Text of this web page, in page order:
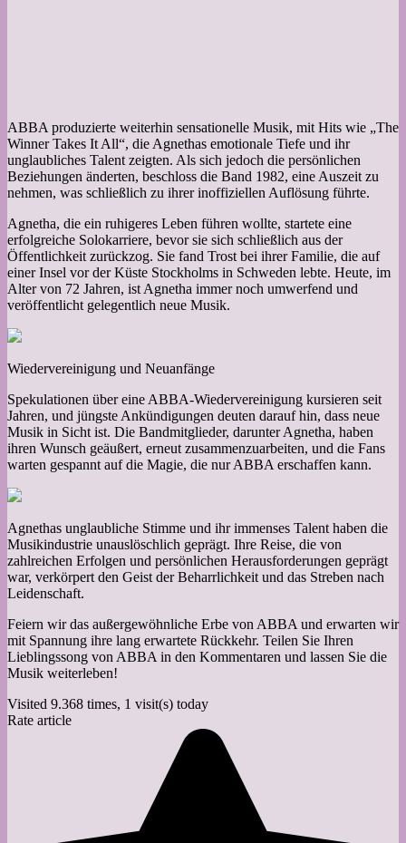
ABBA produzierte weiterhin sensationelle Musik, mit Hits wie „The
Winner Takes It All“, die Agnethas emotionale Tiefe und ihr
unglaubliches Talent zeigten. Als sich jedoch die persönlichen
Beziehungen änderten, beschloss die Band 1982, eine Auszeit zu
nehmen, was schließlich zu ihrer inoffiziellen Auflösung führte.
Agnetha, die ein ruhigeres Leben führen wollte, startete eine
erfolgreiche Solokarriere, bevor sie sich schließlich aus der
Öffentlichkeit zurückzog. Sie fand Trost bei ihrer Familie, die auf
einer Insel vor der Küste Stockholms in Schweden lebte. Heute, im
Alter von 72 Jahren, ist Agnetha immer noch umwerfend und
veröffentlicht gelegentlich neue Musik.
Wiedervereinigung und Neuanfänge
Spekulationen über eine ABBA-Wiedervereinigung kursieren seit
Jahren, und jüngste Ankündigungen deuten darauf hin, dass neue
Musik in Sicht ist. Die Bandmitglieder, darunter Agnetha, haben
ihren Wunsch geäußert, erneut zusammenzuarbeiten, und die Fans
warten gespannt auf die Magie, die nur ABBA erschaffen kann.
Agnethas unglaubliche Stimme und ihr immenses Talent haben die
Musikindustrie unauslöschlich geprägt. Ihre Reise, die von
zahlreichen Erfolgen und persönlichen Herausforderungen geprägt
war, verkörpert den Geist der Beharrlichkeit und das Streben nach
Leidenschaft.
Feiern wir das außergewöhnliche Erbe von ABBA und erwarten wir
mit Spannung ihre lang erwartete Rückkehr. Teilen Sie Ihren
Lieblingssong von ABBA in den Kommentaren und lassen Sie die
Musik weiterleben!
Visited 9.368 times, 1 visit(s) today
Rate article